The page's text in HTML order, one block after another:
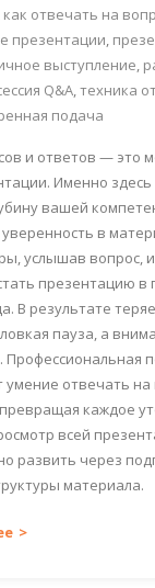
как отвечать на
презентации,
выступление,
Q&A,техника
подача
и ответов — это
Именно здесь
вашей
в
услышав вопрос,
презентацию в
В результате
пауза, а
Профессиональная
умение отвечать
каждое
всей
развить через
материала.